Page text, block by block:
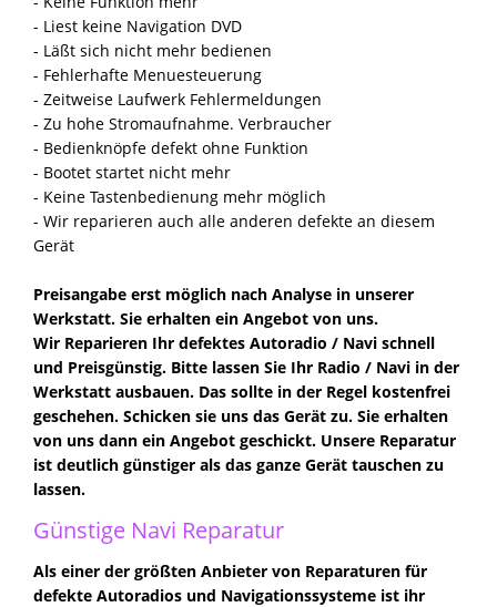
- Liest keine Navigation DVD
- Läßt sich nicht mehr bedienen
- Fehlerhafte Menuesteuerung
- Zeitweise Laufwerk Fehlermeldungen
- Zu hohe Stromaufnahme. Verbraucher
- Bedienknöpfe defekt ohne Funktion
- Bootet startet nicht mehr
- Keine Tastenbedienung mehr möglich
- Wir reparieren auch alle anderen defekte an diesem
Gerät
Preisangabe erst möglich nach Analyse in unserer
Werkstatt. Sie erhalten ein Angebot von uns.
Wir Reparieren Ihr defektes Autoradio / Navi schnell
und Preisgünstig. Bitte lassen Sie Ihr Radio / Navi in der
Werkstatt ausbauen. Das sollte in der Regel kostenfrei
geschehen. Schicken sie uns das Gerät zu. Sie erhalten
von uns dann ein Angebot geschickt. Unsere Reparatur
ist deutlich günstiger als das ganze Gerät tauschen zu
lassen.
Günstige Navi Reparatur
Als einer der größten Anbieter von Reparaturen für
defekte Autoradios und Navigationssysteme ist ihr